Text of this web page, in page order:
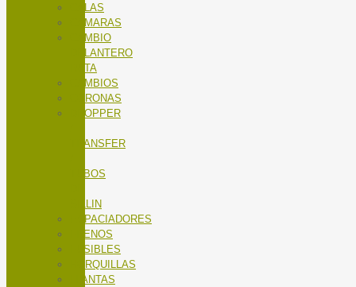
CALAS
CÁMARAS
CAMBIO
DELANTERO
RUTA
CAMBIOS
CORONAS
DROPPER
TRANSFER
TUBOS
SILLIN
ESPACIADORES
FRENOS
FUSIBLES
HORQUILLAS
LLANTAS